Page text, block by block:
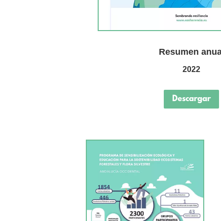
Resumen
2022
Descargar